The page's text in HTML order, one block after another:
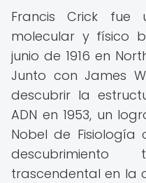
Francis Crick fue
molecular y físico
junio de 1916 en
Junto con James
descubrir la
ADN en 1953, un
Nobel de Fisiología
trascendental en la